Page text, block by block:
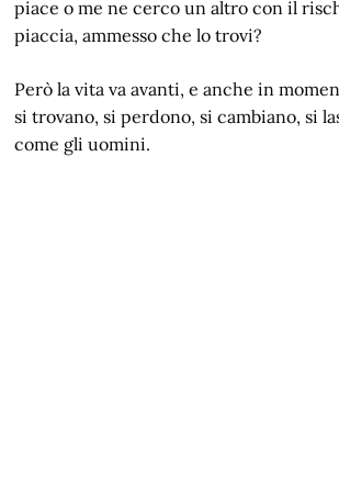
piace o me ne cerco un altro con il
piaccia, ammesso che lo trovi?
Però la vita va avanti, e anche in
si trovano, si perdono, si cambiano, si
come gli uomini.